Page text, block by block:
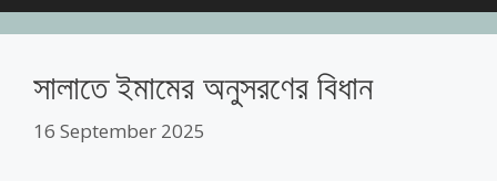
সালাতে ইমামের অনুসরণের বিধান
16 September 2025